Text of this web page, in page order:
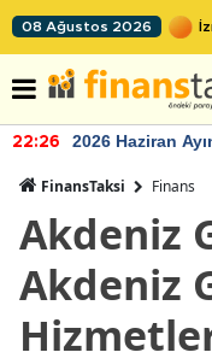
08 Ağustos 2026
22:26 2026 Haziran
FinansTaksi Finans
Akdeniz
Akdeniz